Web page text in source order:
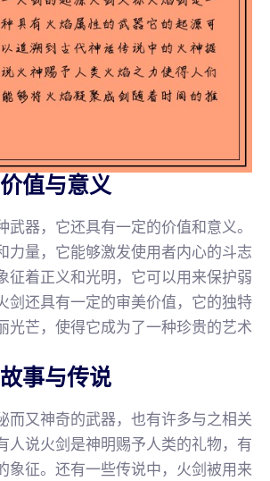
值与意义
武器，它还具有一定的价值和意义。
力量，它能够激发使用者内心的斗志
征着正义和光明，它可以用来保护弱
剑还具有一定的审美价值，它的独特
光芒，使得它成为了一种珍贵的艺术
事与传说
而又神奇的武器，也有许多与之相关
人说火剑是神明赐予人类的礼物，有
象征。还有一些传说中，火剑被用来